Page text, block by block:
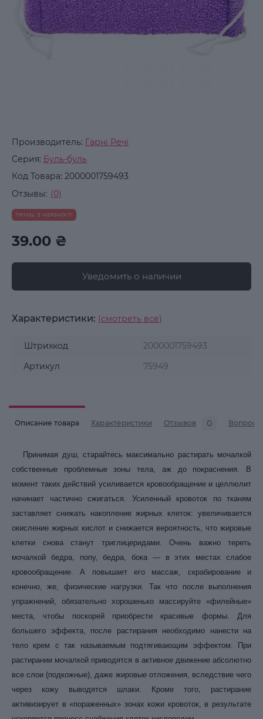
Производитель: Гарні Речі
Серия: Буль-буль
Код Товара: 2000001759493
Отзывы: (0)
Немає в наявності
39.00 ₴
Уведомить о наличии
Характеристики: (смотреть все)
Штрихкод
2000001759493
Артикул
75949
Описание товара Характеристики Отзывов 0 Вопросы
Принимая душ, старайтесь максимально растирать мочалкой
собственные проблемные зоны тела, аж до покраснения. В
момент таких действий усиливается кровообращение и целлюлит
начинает частично сжигаться. Усиленный кровоток по тканям
заставляет снижать накопление жирных клеток: увеличивается
окисление жирных кислот и снижается вероятность, что жировые
клетки снова станут триглицеридами. Очень важно тереть
мочалкой бедра, попу, бедра, бока — в этих местах слабое
кровообращение. А повышает его массаж, скрабирование и
конечно, же, физические нагрузки. Так что после выполнения
упражнений, обязательно хорошенько массируйте «филейные»
места, чтобы поскорей приобрести красивые формы. Для
большего эффекта, после растирания необходимо нанести на
тело крем с так называемым подтягивающим эффектом. При
растирании мочалкой приводятся в активное движение абсолютно
все слои (подкожные), даже жировые отложения, вследствие чего
через кожу выводятся шлаки. Кроме того, растирание
активизирует в «пораженных» зонах кожи кровоток, в результате